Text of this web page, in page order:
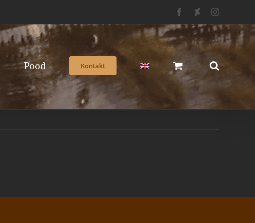
FacebookDeviantartInstagram
Pood Kontakt